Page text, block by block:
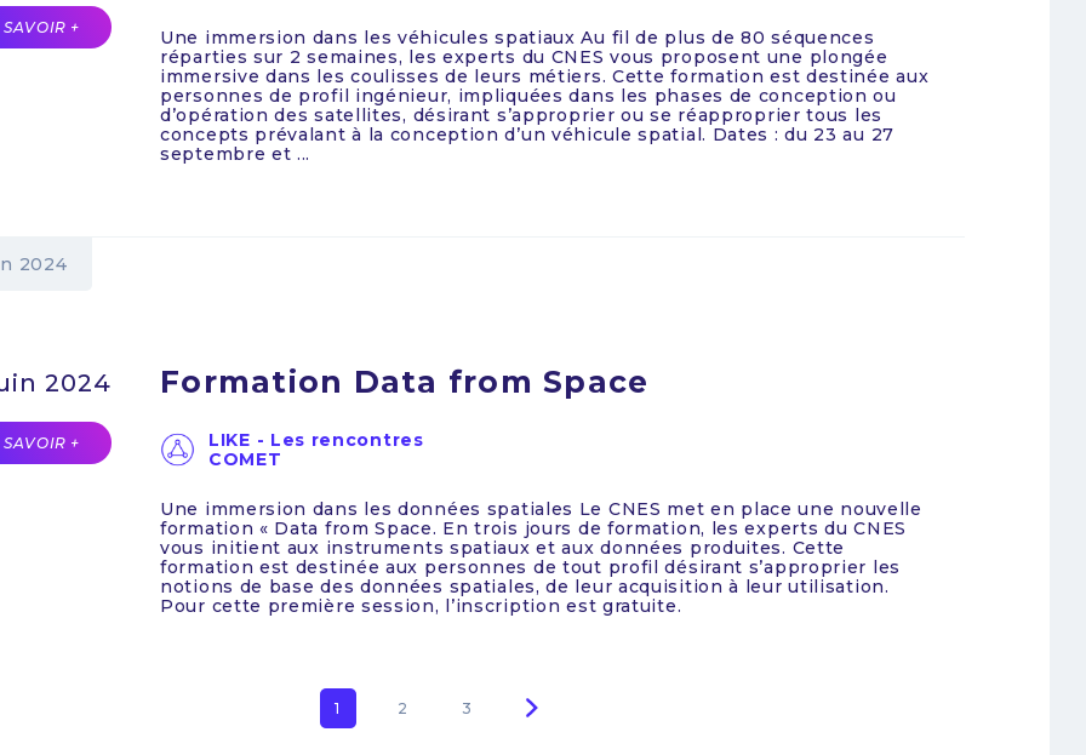
SAVOIR +
Une immersion dans les véhicules spatiaux Au fil de plus de 80 séquences
réparties sur 2 semaines, les experts du CNES vous proposent une plongée
immersive dans les coulisses de leurs métiers. Cette formation est destinée aux
personnes de profil ingénieur, impliquées dans les phases de conception ou
d’opération des satellites, désirant s’approprier ou se réapproprier tous les
concepts prévalant à la conception d’un véhicule spatial. Dates : du 23 au 27
septembre et ...
2024
2024
SAVOIR +
Formation Data from Space
LIKE - Les rencontres
COMET
Une immersion dans les données spatiales Le CNES met en place une nouvelle
formation « Data from Space. En trois jours de formation, les experts du CNES
vous initient aux instruments spatiaux et aux données produites. Cette
formation est destinée aux personnes de tout profil désirant s’approprier les
notions de base des données spatiales, de leur acquisition à leur utilisation.
Pour cette première session, l’inscription est gratuite.
Page
courante
1 Page
2 Page
3